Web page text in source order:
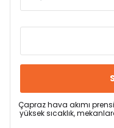
Çapraz hava akımı
yüksek sıcaklık,